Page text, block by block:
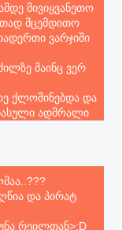
მივიყვანეთო
მცემდითო
ვარჯიში
მაინც ვერ
ქლოშინებდა და
ადმრალი
ვიდრე
იყო
მარა ტიპებს
მოკვლა
ლუფიც კი
და პირატ
რეილთან>:D